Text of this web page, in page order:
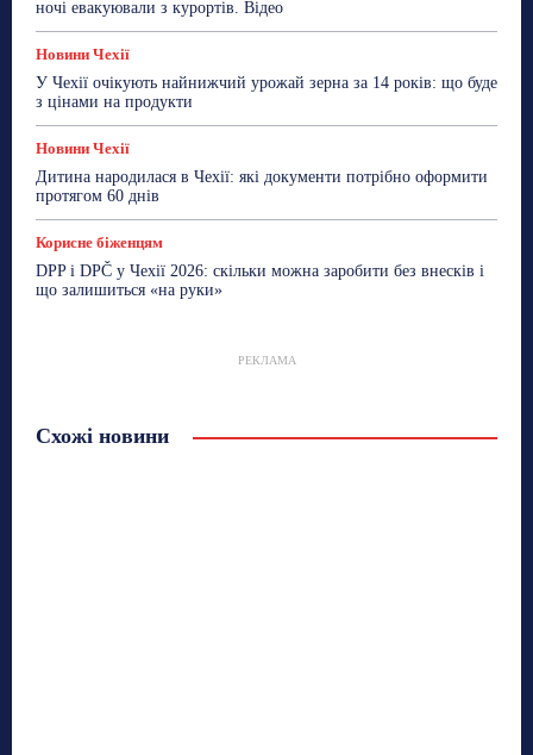
ночі евакуювали з курортів. Відео
Новини Чехії
У Чехії очікують найнижчий урожай зерна за 14 років: що буде
з цінами на продукти
Новини Чехії
Дитина народилася в Чехії: які документи потрібно оформити
протягом 60 днів
Корисне біженцям
DPP і DPČ у Чехії 2026: скільки можна заробити без внесків і
що залишиться «на руки»
РЕКЛАМА
Схожі новини